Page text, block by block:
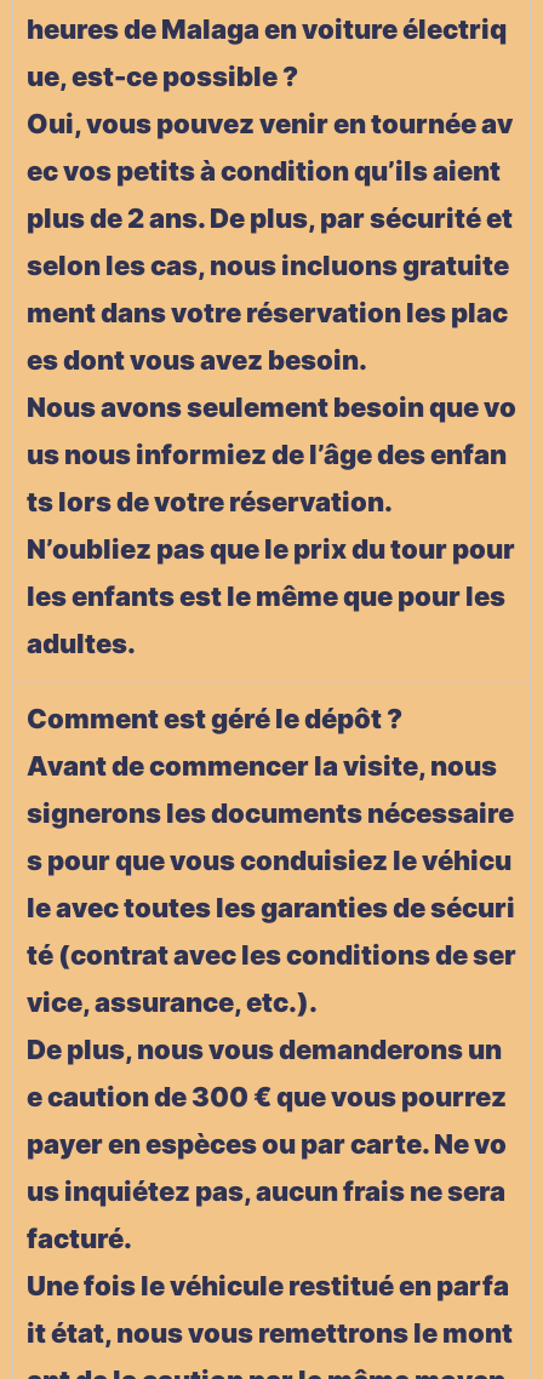
heures de Malaga en voiture électriq
ue, est-ce possible ?
Oui, vous pouvez venir en tournée av
ec vos petits à condition qu’ils aient
plus de 2 ans. De plus, par sécurité et
selon les cas, nous incluons gratuite
ment dans votre réservation les plac
es dont vous avez besoin.
Nous avons seulement besoin que vo
us nous informiez de l’âge des enfan
ts lors de votre réservation.
N’oubliez pas que le prix du tour pour
les enfants est le même que pour les
adultes.
Comment est géré le dépôt ?
Avant de commencer la visite, nous
signerons les documents nécessaire
s pour que vous conduisiez le véhicu
le avec toutes les garanties de sécuri
té (contrat avec les conditions de ser
vice, assurance, etc.).
De plus, nous vous demanderons un
e caution de 300 € que vous pourrez
payer en espèces ou par carte. Ne vo
us inquiétez pas, aucun frais ne sera
facturé.
Une fois le véhicule restitué en parfa
it état, nous vous remettrons le mont